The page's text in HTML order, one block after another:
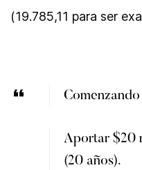
(19.785,11 para ser
Aportar $20
(20 años).